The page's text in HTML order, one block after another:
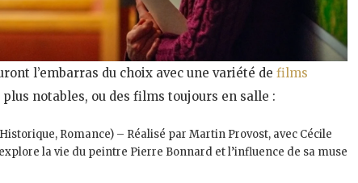
l’embarras du choix avec une variété de films
notables, ou des films toujours en salle :
Romance) – Réalisé par Martin Provost, avec Cécile
la vie du peintre Pierre Bonnard et l’influence de sa muse